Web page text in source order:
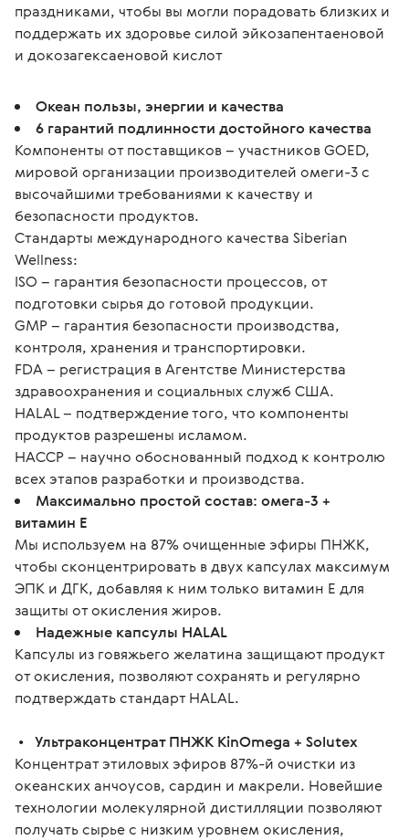
праздниками, чтобы вы могли порадовать близких и
поддержать их здоровье силой эйкозапентаеновой
и докозагексаеновой кислот
Океан пользы, энергии и качества
6 гарантий подлинности достойного качества
Компоненты от поставщиков – участников GOED,
мировой организации производителей омеги-3 с
высочайшими требованиями к качеству и
безопасности продуктов.
Стандарты международного качества Siberian
Wellness:
ISO – гарантия безопасности процессов, от
подготовки сырья до готовой продукции.
GMP – гарантия безопасности производства,
контроля, хранения и транспортировки.
FDA – регистрация в Агентстве Министерства
здравоохранения и социальных служб США.
HALAL – подтверждение того, что компоненты
продуктов разрешены исламом.
HACCP – научно обоснованный подход к контролю
всех этапов разработки и производства.
Максимально простой состав: омега-3 +
витамин Е
Мы используем на 87% очищенные эфиры ПНЖК,
чтобы сконцентрировать в двух капсулах максимум
ЭПК и ДГК, добавляя к ним только витамин Е для
защиты от окисления жиров.
Надежные капсулы HALAL
Капсулы из говяжьего желатина защищают продукт
от окисления, позволяют сохранять и регулярно
подтверждать стандарт HALAL.
• Ультраконцентрат ПНЖК KinOmega + Solutex
Концентрат этиловых эфиров 87%-й очистки из
океанских анчоусов, сардин и макрели. Новейшие
технологии молекулярной дистилляции позволяют
получать сырье с низким уровнем окисления,